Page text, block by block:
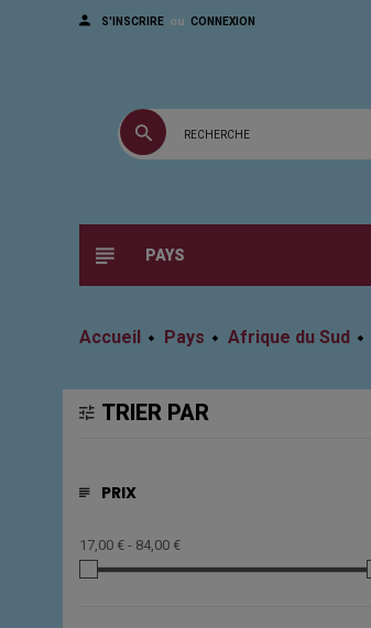
S'INSCRIRE ou CONNEXION
PAYS
Accueil Pays Afrique du Sud
TRIER PAR
PRIX
17,00 € - 84,00 €